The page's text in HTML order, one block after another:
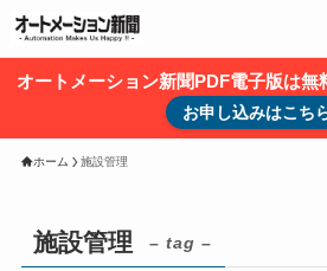
オートメーション新聞PDF電子版は無
お申し込みはこち
ホーム 施設管理
施設管理 – tag –